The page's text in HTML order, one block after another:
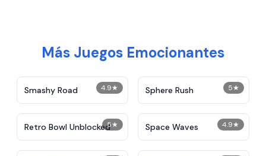
Más Juegos Emocionantes
4.9★
Smashy Road 5★
Sphere Rush
5★
Retro Bowl Unblocked 4.9★
Space Waves